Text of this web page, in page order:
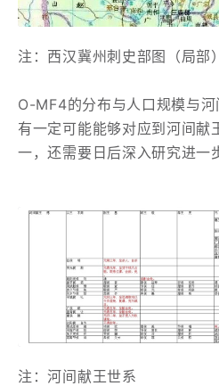
注：西汉冀州刺史部图（局部）
O-MF4的分布与人口规模与河
有一定可能能够对应到河间献
一，还需要日后深入研究进一
注：河间献王世系